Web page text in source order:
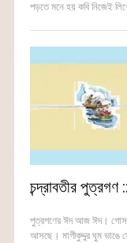
পড়তে মনে হয় কবি নিজেই
চন্দ্রাবতীর
পুত্রগণের ঈদ আজ ঈদ।
আসছে। মাগীকুদ্দুর ঘুম ভাঙে